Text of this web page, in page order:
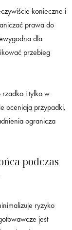
konieczne i
prawa do
dla
przebieg
i tylko w
oceniają przypadki,
ogranicza
podczas
ryzyko
jest